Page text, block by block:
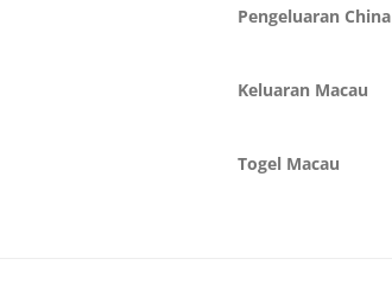
Pengeluaran China
Keluaran Macau
Togel Macau